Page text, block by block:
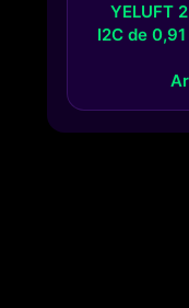
YELUFT
I2C de